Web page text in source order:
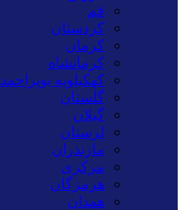
قم
کردستان
کرمان
کرمانشاه
کهکیلویه بویراحمد
گلستان
گیلان
لرستان
مازندران
مرکزی
هرمزگان
همدان